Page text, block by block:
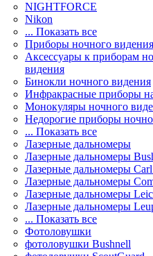
NIGHTFORCE
Nikon
... Показать все
Приборы ночного видения
Аксессуары к приборам
видения
Бинокли ночного видения
Инфракрасные приборы
Монокуляры ночного
Недорогие приборы
... Показать все
Лазерные дальномеры
Лазерные дальномеры
Лазерные дальномеры
Лазерные дальномеры
Лазерные дальномеры
Лазерные дальномеры
... Показать все
Фотоловушки
фотоловушки Bushnell